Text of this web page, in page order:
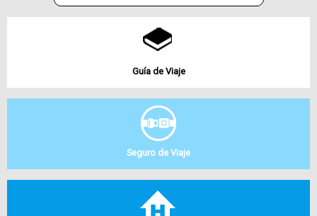
Guía de Viaje
Seguro de Viaje